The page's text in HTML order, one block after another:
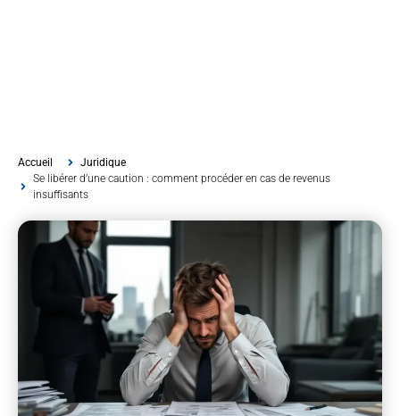
Accueil
Juridique
Se libérer d’une caution : comment procéder en cas de revenus
insuffisants